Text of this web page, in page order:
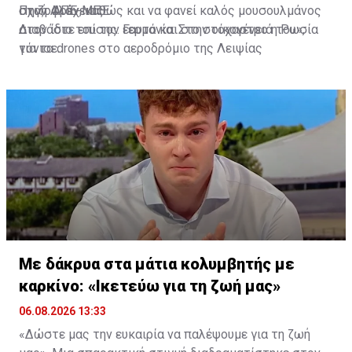
σχιζοφρένειας.
στον Αλάχ, καθώς και να φανεί καλός μουσουλμάνος
στον ίδιο του τον εαυτό και στην οικογένειά του»,
τόνισε.
Πηγή: ΑΠΕ-ΜΠΕ
Διαβάστε επίσης: Γερμανία: Στο στόχαστρο η Ρωσία
για τα drones στο αεροδρόμιο της Λειψίας
Με δάκρυα στα μάτια κολυμβητής με
καρκίνο: «Ικετεύω για τη ζωή μας»
06.08.2026 13:33
«Δώστε μας την ευκαιρία να παλέψουμε για τη ζωή